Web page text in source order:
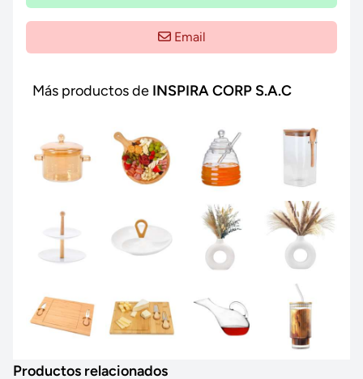
Email
Más productos de INSPIRA CORP S.A.C
Productos relacionados